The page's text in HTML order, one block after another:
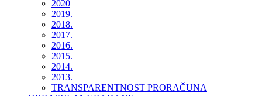
2020
2019.
2018.
2017.
2016.
2015.
2014.
2013.
TRANSPARENTNOST PRORAČUNA